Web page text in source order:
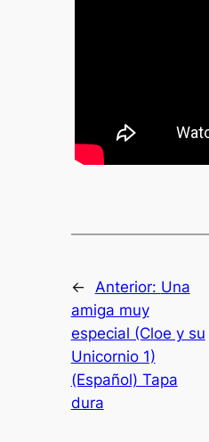
← Anterior: Una
amiga muy
especial (Cloe y su
Unicornio 1)
(Español) Tapa
dura